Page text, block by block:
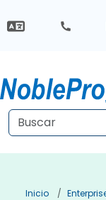
Inicio